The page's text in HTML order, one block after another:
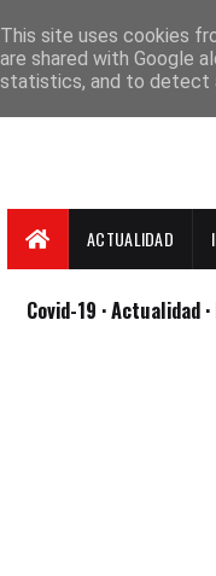
ACTUALIDAD
Covid-19 · Actualidad
This site uses cookies
are shared with Google
statistics, and to detect